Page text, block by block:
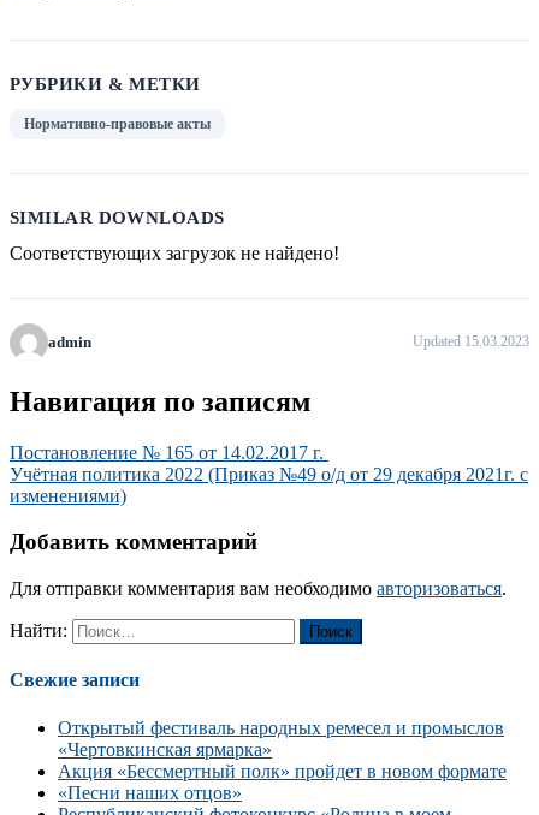
РУБРИКИ & МЕТКИ
Нормативно-правовые акты
SIMILAR DOWNLOADS
Соответствующих загрузок не найдено!
admin Updated 15.03.2023
Навигация по записям
Постановление № 165 от 14.02.2017 г.
Учётная политика 2022 (Приказ №49 о/д от 29 декабря 2021г. с
изменениями)
Добавить комментарий
Для отправки комментария вам необходимо авторизоваться.
Найти:
Свежие записи
Открытый фестиваль народных ремесел и промыслов
«Чертовкинская ярмарка»
Акция «Бессмертный полк» пройдет в новом формате
«Песни наших отцов»